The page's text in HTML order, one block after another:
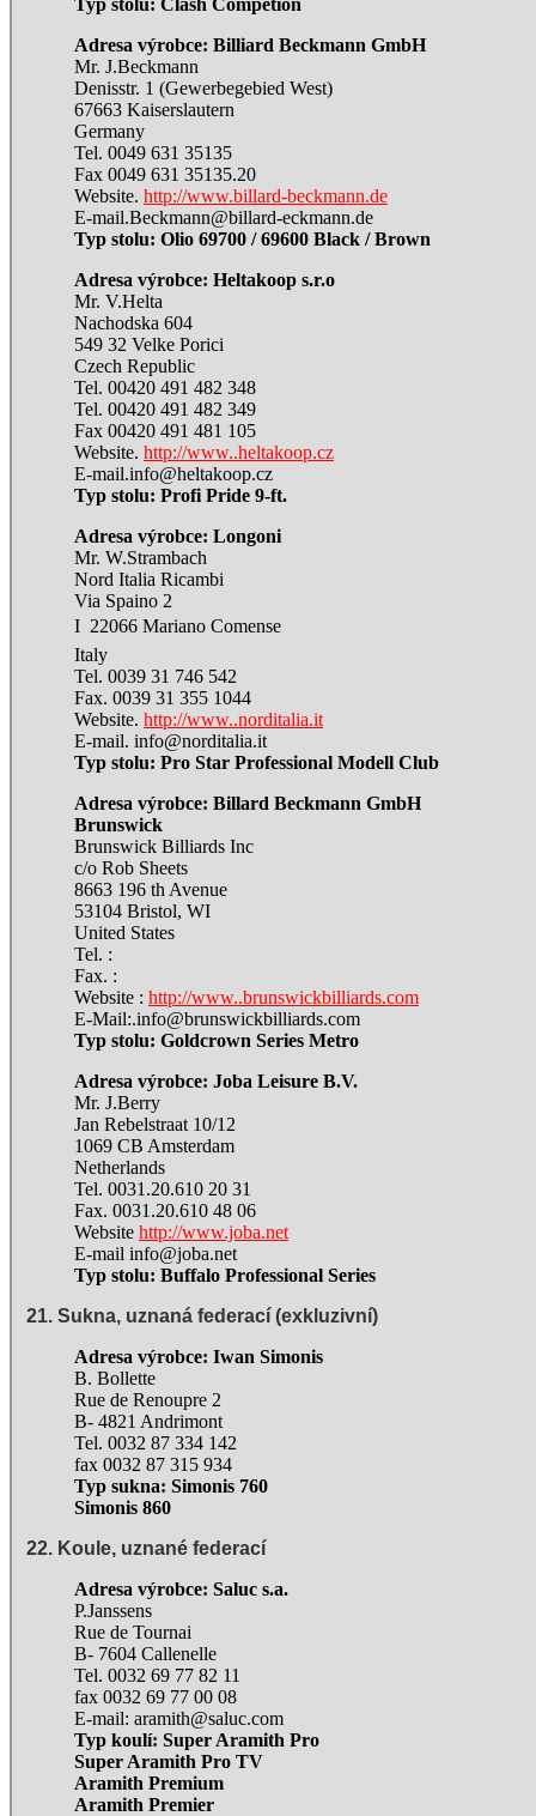
Typ stolu: Clash Competion
Adresa výrobce: Billiard Beckmann GmbH
Mr. J.Beckmann
Denisstr. 1 (Gewerbegebied West)
67663 Kaiserslautern
Germany
Tel. 0049 631 35135
Fax 0049 631 35135.20
Website. http://www.billard-beckmann.de
E-mail.Beckmann@billard-eckmann.de
Typ stolu: Olio 69700 / 69600 Black / Brown
Adresa výrobce: Heltakoop s.r.o
Mr. V.Helta
Nachodska 604
549 32 Velke Porici
Czech Republic
Tel. 00420 491 482 348
Tel. 00420 491 482 349
Fax 00420 491 481 105
Website. http://www..heltakoop.cz
E-mail.info@heltakoop.cz
Typ stolu: Profi Pride 9-ft.
Adresa výrobce: Longoni
Mr. W.Strambach
Nord Italia Ricambi
Via Spaino 2
I  22066 Mariano Comense
Italy
Tel. 0039 31 746 542
Fax. 0039 31 355 1044
Website. http://www..norditalia.it
E-mail. info@norditalia.it
Typ stolu: Pro Star Professional Modell Club
Adresa výrobce: Billard Beckmann GmbH
Brunswick
Brunswick Billiards Inc
c/o Rob Sheets
8663 196 th Avenue
53104 Bristol, WI
United States
Tel. :
Fax. :
Website : http://www..brunswickbilliards.com
E-Mail:.info@brunswickbilliards.com
Typ stolu: Goldcrown Series Metro
Adresa výrobce: Joba Leisure B.V.
Mr. J.Berry
Jan Rebelstraat 10/12
1069 CB Amsterdam
Netherlands
Tel. 0031.20.610 20 31
Fax. 0031.20.610 48 06
Website http://www.joba.net
E-mail info@joba.net
Typ stolu: Buffalo Professional Series
21. Sukna, uznaná federací (exkluzivní)
Adresa výrobce: Iwan Simonis
B. Bollette
Rue de Renoupre 2
B- 4821 Andrimont
Tel. 0032 87 334 142
fax 0032 87 315 934
Typ sukna: Simonis 760
Simonis 860
22. Koule, uznané federací
Adresa výrobce: Saluc s.a.
P.Janssens
Rue de Tournai
B- 7604 Callenelle
Tel. 0032 69 77 82 11
fax 0032 69 77 00 08
E-mail: aramith@saluc.com
Typ koulí: Super Aramith Pro
Super Aramith Pro TV
Aramith Premium
Aramith Premier